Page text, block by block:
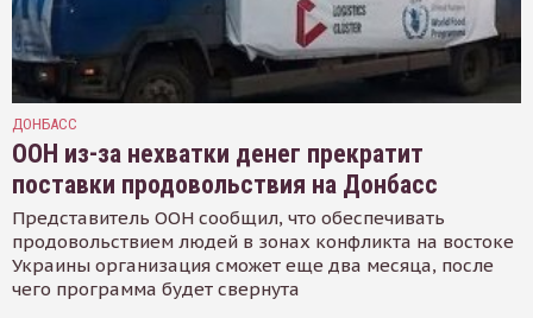
ДОНБАСС
ООН из-за нехватки денег прекратит
поставки продовольствия на Донбасс
Представитель ООН сообщил, что обеспечивать
продовольствием людей в зонах конфликта на востоке
Украины организация сможет еще два месяца, после
чего программа будет свернута